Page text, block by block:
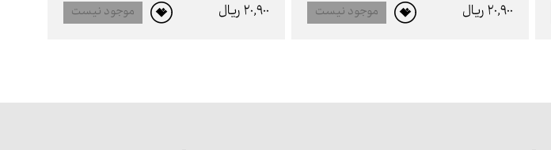
20,900 ريال
موجود نیست
20,900 ريال
موجود نیست